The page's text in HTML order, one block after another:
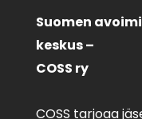
Suomen
keskus –
COSS ry
COSS tarjoaa